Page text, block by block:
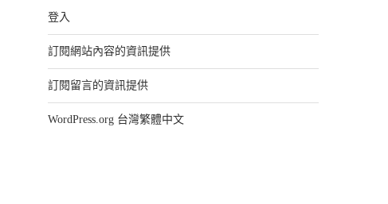
登入
訂閱網站內容的資訊提供
訂閱留言的資訊提供
WordPress.org 台灣繁體中文